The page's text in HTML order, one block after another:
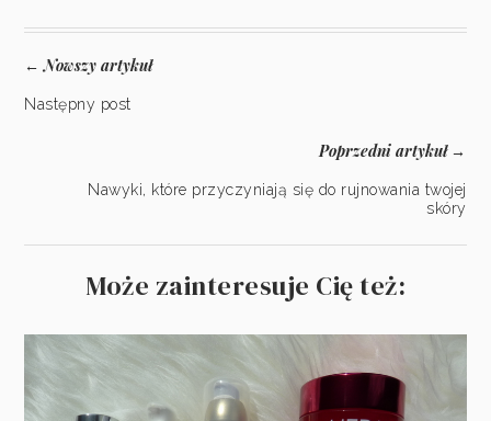
←Nowszy artykuł
Następny post
Poprzedni artykuł→
Nawyki, które przyczyniają się do rujnowania twojej
skóry
Może zainteresuje Cię też: